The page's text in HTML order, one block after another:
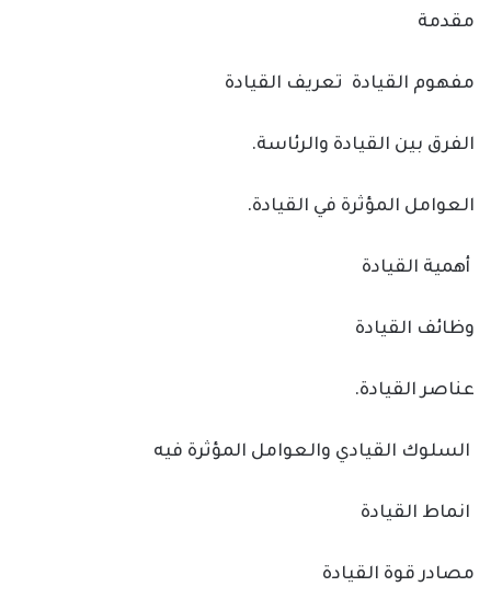
مقدمة
مفهوم القيادة تعريف القيادة
الفرق بين القيادة والرئاسة.
العوامل المؤثرة في القيادة.
أهمية القيادة
وظائف القيادة
عناصر القيادة.
السلوك القيادي والعوامل المؤثرة فيه
انماط القيادة
مصادر قوة القيادة